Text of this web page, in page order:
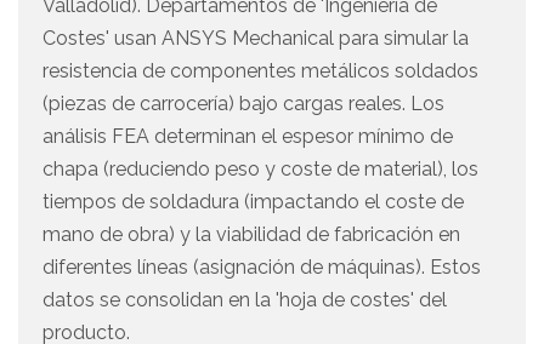
Valladolid). Departamentos de 'Ingeniería de
Costes' usan ANSYS Mechanical para simular la
resistencia de componentes metálicos soldados
(piezas de carrocería) bajo cargas reales. Los
análisis FEA determinan el espesor mínimo de
chapa (reduciendo peso y coste de material), los
tiempos de soldadura (impactando el coste de
mano de obra) y la viabilidad de fabricación en
diferentes líneas (asignación de máquinas). Estos
datos se consolidan en la 'hoja de costes' del
producto.